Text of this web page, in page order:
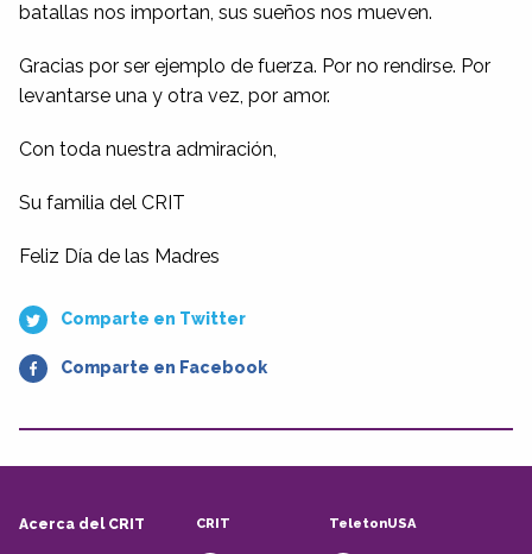
batallas nos importan, sus sueños nos mueven.
Gracias por ser ejemplo de fuerza. Por no rendirse. Por
levantarse una y otra vez, por amor.
Con toda nuestra admiración,
Su familia del CRIT
Feliz Día de las Madres
Comparte en Twitter
Comparte en Facebook
Acerca del CRIT CRIT TeletonUSA